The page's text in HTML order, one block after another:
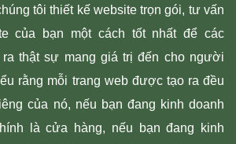
tôi thiết kế website trọn gói, tư vấn
của bạn một cách tốt nhất để các
thật sự mang giá trị đến cho người
rằng mỗi trang web được tạo ra đều
của nó, nếu bạn đang kinh doanh
là cửa hàng, nếu bạn đang kinh